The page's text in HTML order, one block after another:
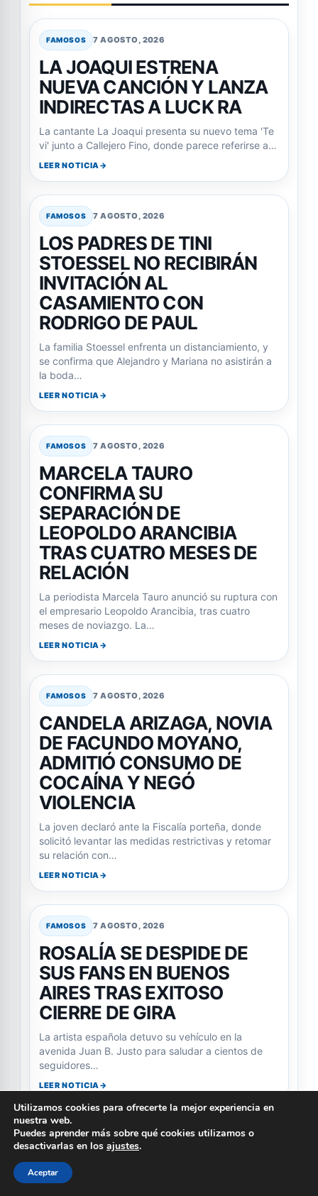
FAMOSOS 7 AGOSTO, 2026
LA JOAQUI ESTRENA
NUEVA CANCIÓN Y LANZA
INDIRECTAS A LUCK RA
La cantante La Joaqui presenta su nuevo tema 'Te
vi' junto a Callejero Fino, donde parece referirse a…
LEER NOTICIA
FAMOSOS 7 AGOSTO, 2026
LOS PADRES DE TINI
STOESSEL NO RECIBIRÁN
INVITACIÓN AL
CASAMIENTO CON
RODRIGO DE PAUL
La familia Stoessel enfrenta un distanciamiento, y
se confirma que Alejandro y Mariana no asistirán a
la boda…
LEER NOTICIA
FAMOSOS 7 AGOSTO, 2026
MARCELA TAURO
CONFIRMA SU
SEPARACIÓN DE
LEOPOLDO ARANCIBIA
TRAS CUATRO MESES DE
RELACIÓN
La periodista Marcela Tauro anunció su ruptura con
el empresario Leopoldo Arancibia, tras cuatro
meses de noviazgo. La…
LEER NOTICIA
FAMOSOS 7 AGOSTO, 2026
CANDELA ARIZAGA, NOVIA
DE FACUNDO MOYANO,
ADMITIÓ CONSUMO DE
COCAÍNA Y NEGÓ
VIOLENCIA
La joven declaró ante la Fiscalía porteña, donde
solicitó levantar las medidas restrictivas y retomar
su relación con…
LEER NOTICIA
FAMOSOS 7 AGOSTO, 2026
ROSALÍA SE DESPIDE DE
SUS FANS EN BUENOS
AIRES TRAS EXITOSO
CIERRE DE GIRA
La artista española detuvo su vehículo en la
avenida Juan B. Justo para saludar a cientos de
seguidores…
LEER NOTICIA
FAMOSOS 7 AGOSTO, 2026
MARTÍN BOSSI Y ALINA
MOINE: UN NUEVO
Utilizamos cookies para ofrecerte la mejor experiencia en
nuestra web.
Puedes aprender más sobre qué cookies utilizamos o
desactivarlas en los ajustes.
Aceptar